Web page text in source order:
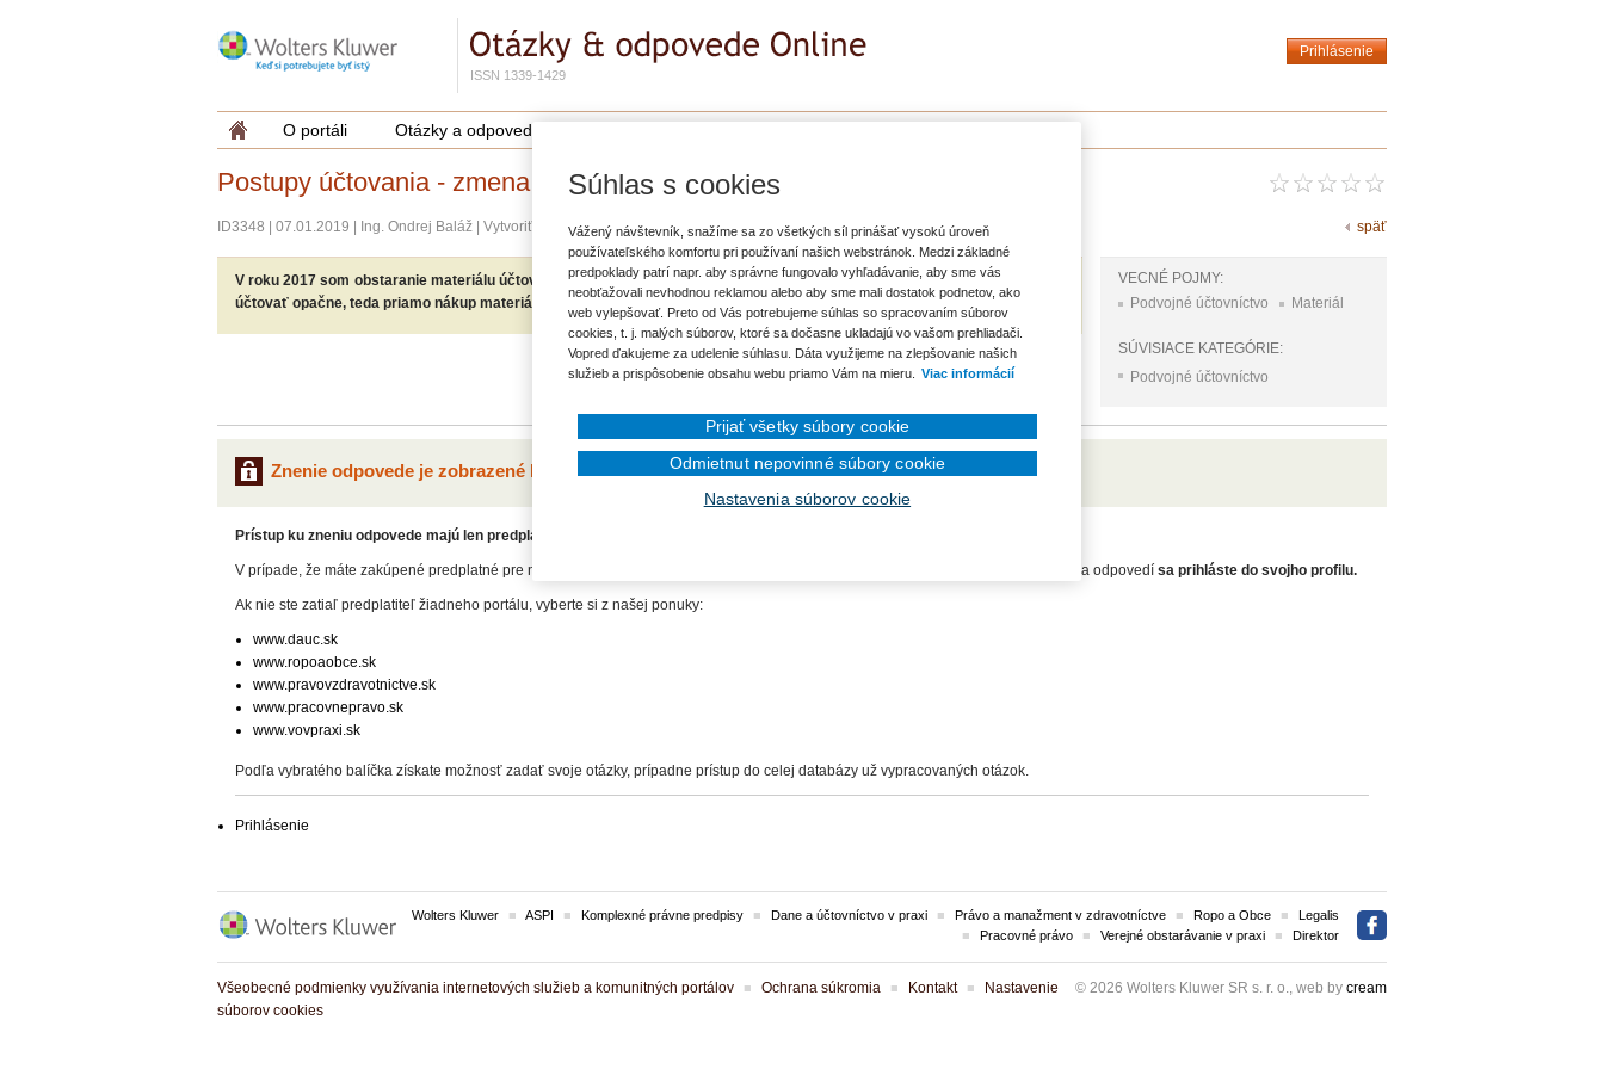
ISSN 1339-1429
Prihlásenie
O portáli Otázky a odpovede
Postupy účtovania - zmena
ID3348 07.01.2019 Ing. Ondrej Baláž Vytvoriť záložku späť
VECNÉ POJMY:
Podvojné účtovníctvo
Materiál
SÚVISIACE KATEGÓRIE:
Podvojné účtovníctvo
V roku 2017 som obstaranie materiálu účtovala cez účty 111,112 a následne podľa spotreby do 501. Môžem to v roku 2018
účtovať opačne, teda priamo nákup materiálu do 501? V roku 2018 sa celý materiál hneď spotreboval.
Znenie odpovede je zobrazené len prihlásenému užívateľovi.
Prístup ku zneniu odpovede majú len predplatitelia.
V prípade, že máte zakúpené predplatné pre niektorý odborný portál, pre zadanie otázky alebo prehliadanie celej databázy otázok a odpovedí sa prihláste do svojho profilu.
Ak nie ste zatiaľ predplatiteľ žiadneho portálu, vyberte si z našej ponuky:
www.dauc.sk
www.ropoaobce.sk
www.pravovzdravotnictve.sk
www.pracovnepravo.sk
www.vovpraxi.sk
Podľa vybratého balíčka získate možnosť zadať svoje otázky, prípadne prístup do celej databázy už vypracovaných otázok.
Prihlásenie
Wolters Kluwer ASPI Komplexné právne predpisy Dane a účtovníctvo v praxi Právo a manažment v zdravotníctve Ropo a Obce
Legalis
Pracovné právo
Verejné obstarávanie v praxi Direktor
Všeobecné podmienky využívania internetových služieb a komunitných portálov Ochrana súkromia Kontakt
Nastavenie
súborov cookies
© 2026 Wolters Kluwer SR s. r. o., web by cream
Súhlas s cookies
Vážený návštevník, snažíme sa zo všetkých síl prinášať vysokú úroveň
používateľského komfortu pri používaní našich webstránok. Medzi základné
predpoklady patrí napr. aby správne fungovalo vyhľadávanie, aby sme vás
neobťažovali nevhodnou reklamou alebo aby sme mali dostatok podnetov, ako
web vylepšovať. Preto od Vás potrebujeme súhlas so spracovaním súborov
cookies, t. j. malých súborov, ktoré sa dočasne ukladajú vo vašom prehliadači.
Vopred ďakujeme za udelenie súhlasu. Dáta využijeme na zlepšovanie našich
služieb a prispôsobenie obsahu webu priamo Vám na mieru.
Viac informácií
Nastavenia súborov cookie
Odmietnut nepovinné súbory cookie
Prijať všetky súbory cookie